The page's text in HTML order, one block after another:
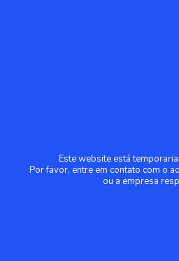
Este website está
Por favor, entre em contato com o
ou a empresa